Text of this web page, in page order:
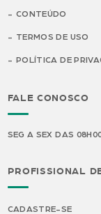
CONTEÚDO
TERMOS DE USO
POLÍTICA DE
FALE CONOSCO
SEG A SEX DAS
PROFISSIONAL
CADASTRE-SE